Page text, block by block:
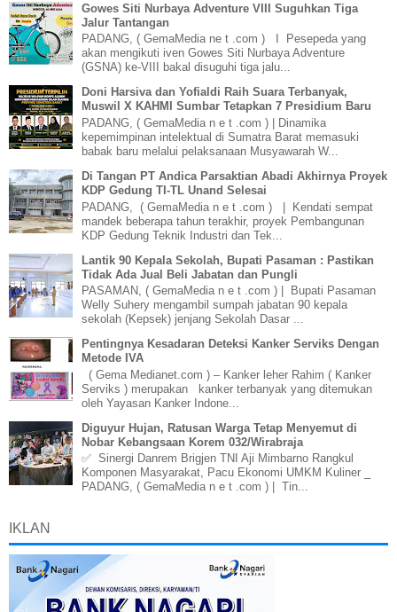
Gowes Siti Nurbaya Adventure VIII Suguhkan Tiga
Jalur Tantangan
PADANG, ( GemaMedia ne t .com ) I Pesepeda yang
akan mengikuti iven Gowes Siti Nurbaya Adventure
(GSNA) ke-VIII bakal disuguhi tiga jalu...
Doni Harsiva dan Yofialdi Raih Suara Terbanyak,
Muswil X KAHMI Sumbar Tetapkan 7 Presidium Baru
PADANG, ( GemaMedia n e t .com ) | Dinamika
kepemimpinan intelektual di Sumatra Barat memasuki
babak baru melalui pelaksanaan Musyawarah W...
Di Tangan PT Andica Parsaktian Abadi Akhirnya Proyek
KDP Gedung TI-TL Unand Selesai
PADANG, ( GemaMedia n e t .com ) | Kendati sempat
mandek beberapa tahun terakhir, proyek Pembangunan
KDP Gedung Teknik Industri dan Tek...
Lantik 90 Kepala Sekolah, Bupati Pasaman : Pastikan
Tidak Ada Jual Beli Jabatan dan Pungli
PASAMAN, ( GemaMedia n e t .com ) | Bupati Pasaman
Welly Suhery mengambil sumpah jabatan 90 kepala
sekolah (Kepsek) jenjang Sekolah Dasar ...
Pentingnya Kesadaran Deteksi Kanker Serviks Dengan
Metode IVA
( Gema Medianet.com ) – Kanker leher Rahim ( Kanker
Serviks ) merupakan kanker terbanyak yang ditemukan
oleh Yayasan Kanker Indone...
Diguyur Hujan, Ratusan Warga Tetap Menyemut di
Nobar Kebangsaan Korem 032/Wirabraja
✅ Sinergi Danrem Brigjen TNI Aji Mimbarno Rangkul
Komponen Masyarakat, Pacu Ekonomi UMKM Kuliner _
PADANG, ( GemaMedia n e t .com ) | Tin...
IKLAN